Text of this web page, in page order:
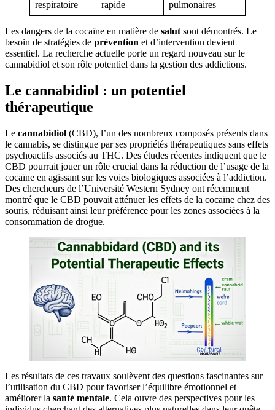
respiratoire
rapide
pulmonaires
Les dangers de la cocaïne en matière de salut sont démontrés. Le
besoin de stratégies de prévention et d’intervention devient
essentiel. La recherche actuelle porte un regard nouveau sur le
cannabidiol et son rôle potentiel dans la gestion des addictions.
Le cannabidiol : un potentiel
thérapeutique
Le cannabidiol (CBD), l’un des nombreux composés présents dans
le cannabis, se distingue par ses propriétés thérapeutiques sans effets
psychoactifs associés au THC. Des études récentes indiquent que le
CBD pourrait jouer un rôle crucial dans la réduction de l’usage de la
cocaïne en agissant sur les voies biologiques associées à l’addiction.
Des chercheurs de l’Université Western Sydney ont récemment
montré que le CBD pouvait atténuer les effets de la cocaïne chez des
souris, réduisant ainsi leur préférence pour les zones associées à la
consommation de drogue.
Les résultats de ces travaux soulèvent des questions fascinantes sur
l’utilisation du CBD pour favoriser l’équilibre émotionnel et
améliorer la santé mentale. Cela ouvre des perspectives pour les